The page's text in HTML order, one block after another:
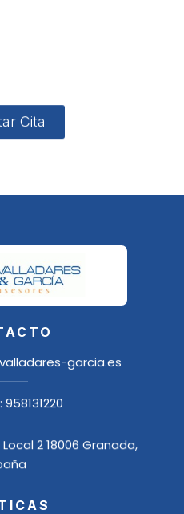
Cita
garcia.es
958131220
2 18006 Granada,